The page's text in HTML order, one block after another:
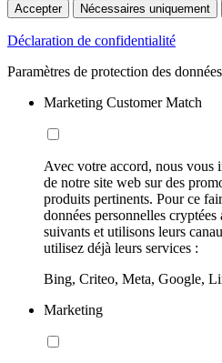
Accepter Nécessaires uniquement
Déclaration de confidentialité
Paramètres de protection des
Marketing Customer Match
Avec votre accord, nous vous
de notre site web sur des
produits pertinents. Pour ce
données personnelles
suivants et utilisons leurs
utilisez déjà leurs services :
Bing, Criteo, Meta, Google,
Marketing